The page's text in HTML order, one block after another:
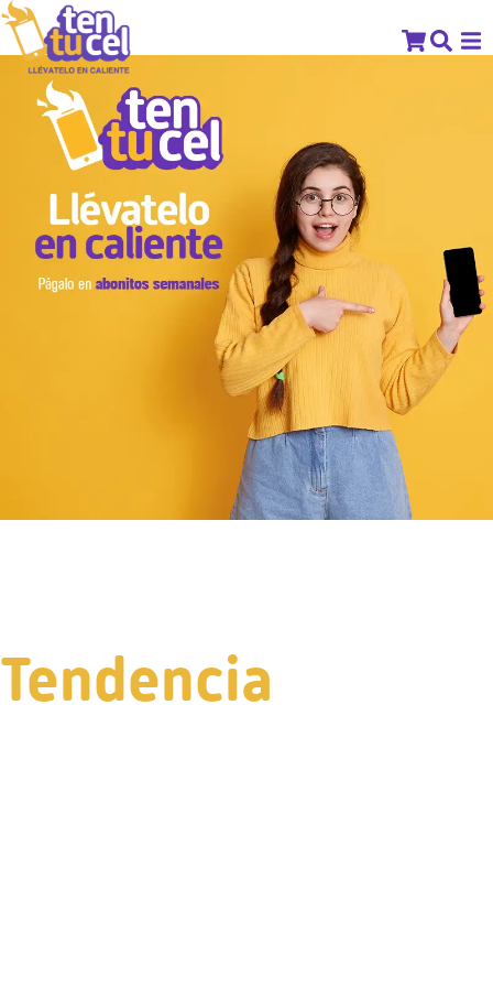
Tendencia